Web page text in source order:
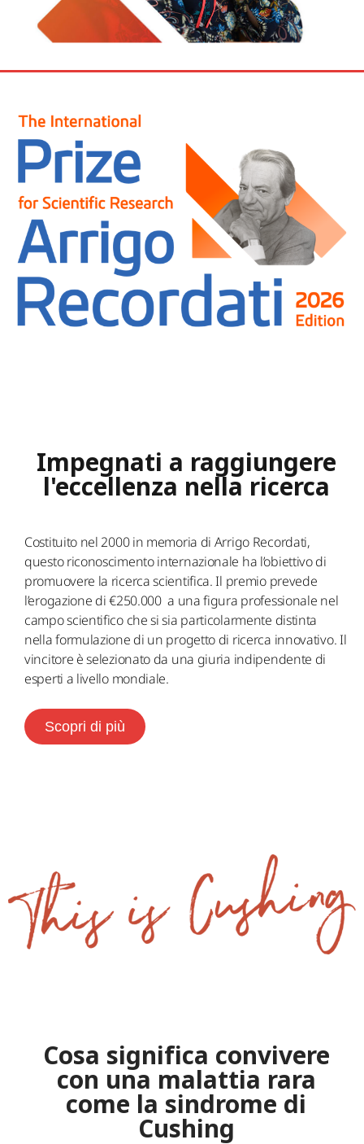
Impegnati a raggiungere
l'eccellenza nella ricerca
Costituito nel 2000 in memoria di Arrigo Recordati,
questo riconoscimento internazionale ha l’obiettivo di
promuovere la ricerca scientifica. Il premio prevede
l’erogazione di €250.000 a una figura professionale nel
campo scientifico che si sia particolarmente distinta
nella formulazione di un progetto di ricerca innovativo. Il
vincitore è selezionato da una giuria indipendente di
esperti a livello mondiale.
Scopri di più
Cosa significa convivere
con una malattia rara
come la sindrome di
Cushing